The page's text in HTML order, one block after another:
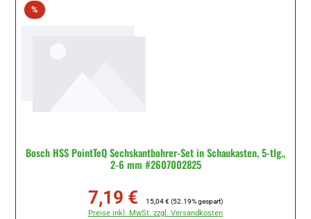
%Rabatt
Bosch HSS PointTeQ Sechskantbohrer-Set in Schaukasten, 5-tlg.,
2-6 mm #2607002825
Verkaufspreis:
7,19 € Regulärer Preis:
15,04 € (52.19% gespart)
Preise inkl. MwSt. zzgl. Versandkosten